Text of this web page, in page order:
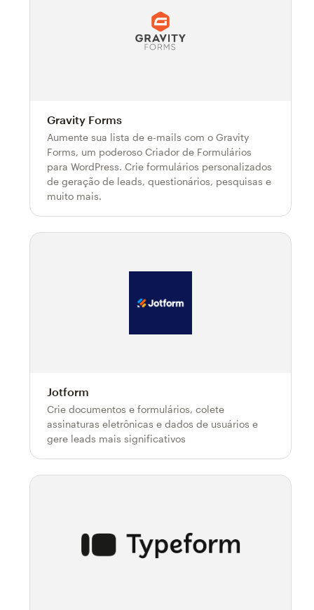
Gravity Forms
Aumente sua lista de e-mails com o Gravity
Forms, um poderoso Criador de Formulários
para WordPress. Crie formulários personalizados
de geração de leads, questionários, pesquisas e
muito mais.
Jotform
Crie documentos e formulários, colete
assinaturas eletrônicas e dados de usuários e
gere leads mais significativos